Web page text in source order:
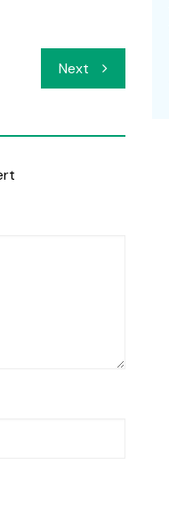
Next